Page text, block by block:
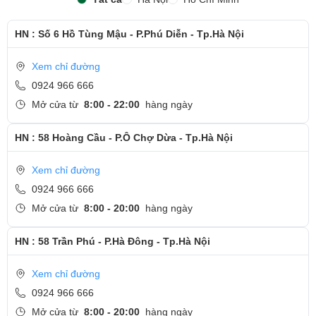
riêng biệt, là một trợ thủ đắc lực cho những ai thường xuyên làm
việc với số liệu, kế toán hay nhập liệu. Hành trình phím hợp lý và
độ nảy tốt mang lại cảm giác gõ thoải mái và chính xác.
Đầy đủ cổng kết nối cần thiết
HN : Số 6 Hồ Tùng Mậu - P.Phú Diễn - Tp.Hà Nội
Xem chỉ đường
0924 966 666
Mở cửa từ 8:00 - 22:00 hàng ngày
HN : 58 Hoàng Cầu - P.Ô Chợ Dừa - Tp.Hà Nội
Xem chỉ đường
0924 966 666
Mở cửa từ 8:00 - 20:00 hàng ngày
HN : 58 Trần Phú - P.Hà Đông - Tp.Hà Nội
Xem chỉ đường
0924 966 666
Mở cửa từ 8:00 - 20:00 hàng ngày